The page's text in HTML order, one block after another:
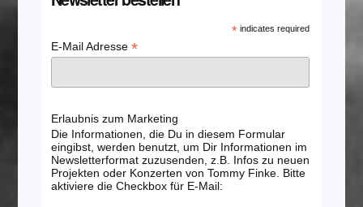
* indicates required
E-Mail Adresse *
Erlaubnis zum Marketing
Die Informationen, die Du in diesem Formular
eingibst, werden benutzt, um Dir Informationen im
Newsletterformat zuzusenden, z.B. Infos zu neuen
Projekten oder Konzerten von Tommy Finke. Bitte
aktiviere die Checkbox für E-Mail: